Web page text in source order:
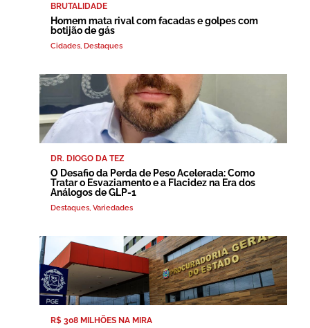
BRUTALIDADE
Homem mata rival com facadas e golpes com
botijão de gás
Cidades, Destaques
DR. DIOGO DA TEZ
O Desafio da Perda de Peso Acelerada: Como
Tratar o Esvaziamento e a Flacidez na Era dos
Análogos de GLP-1
Destaques, Variedades
R$ 308 MILHÕES NA MIRA